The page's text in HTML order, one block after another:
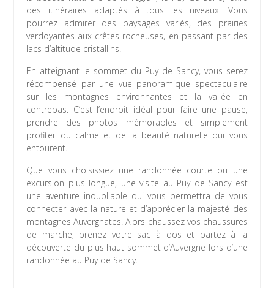
des itinéraires adaptés à tous les niveaux. Vous
pourrez admirer des paysages variés, des prairies
verdoyantes aux crêtes rocheuses, en passant par des
lacs d’altitude cristallins.
En atteignant le sommet du Puy de Sancy, vous serez
récompensé par une vue panoramique spectaculaire
sur les montagnes environnantes et la vallée en
contrebas. C’est l’endroit idéal pour faire une pause,
prendre des photos mémorables et simplement
profiter du calme et de la beauté naturelle qui vous
entourent.
Que vous choisissiez une randonnée courte ou une
excursion plus longue, une visite au Puy de Sancy est
une aventure inoubliable qui vous permettra de vous
connecter avec la nature et d’apprécier la majesté des
montagnes Auvergnates. Alors chaussez vos chaussures
de marche, prenez votre sac à dos et partez à la
découverte du plus haut sommet d’Auvergne lors d’une
randonnée au Puy de Sancy.